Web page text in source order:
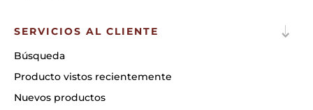
SERVICIOS AL CLIENTE
Búsqueda
Producto vistos recientemente
Nuevos productos